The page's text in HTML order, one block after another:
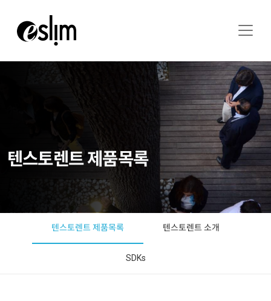
텐스토렌트 제품목록
텐스토렌트 제품목록 텐스토렌트 소개
SDKs